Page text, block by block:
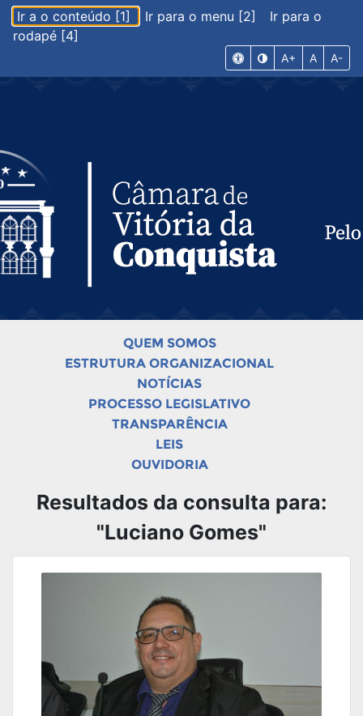
Ir a o conteúdo [1] Ir para o menu [2]
Ir para o
rodapé [4]
A+ A A-
QUEM SOMOS
ESTRUTURA ORGANIZACIONAL
NOTÍCIAS
PROCESSO LEGISLATIVO
TRANSPARÊNCIA
LEIS
OUVIDORIA
Resultados da consulta para:
"Luciano Gomes"